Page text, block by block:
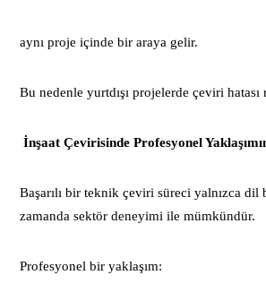
aynı proje içinde bir araya gelir.
Bu nedenle yurtdışı projelerde çeviri
İnşaat Çevirisinde Profesyonel
Başarılı bir teknik çeviri süreci yalnızca dil
zamanda sektör deneyimi ile mümkündür.
Profesyonel bir yaklaşım: